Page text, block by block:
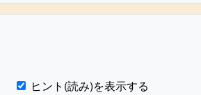
ヒント(読み)を表示する